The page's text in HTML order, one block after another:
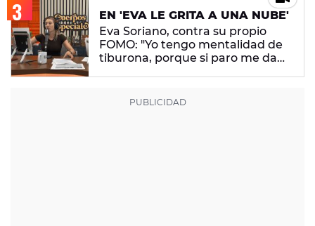
EN 'EVA LE GRITA A UNA NUBE'
Eva Soriano, contra su propio
FOMO: "Yo tengo mentalidad de
tiburona, porque si paro me da